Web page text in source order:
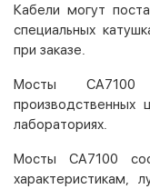
Кабели могут
специальных
при заказе.
Мосты СА7100
производственных
лабораториях.
Мосты СА7100
характеристикам,